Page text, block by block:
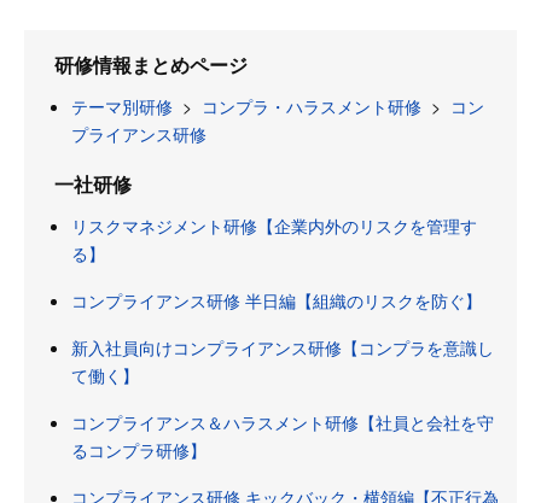
研修情報まとめページ
テーマ別研修 > コンプラ・ハラスメント研修 > コン
プライアンス研修
一社研修
リスクマネジメント研修【企業内外のリスクを管理す
る】
コンプライアンス研修 半日編【組織のリスクを防ぐ】
新入社員向けコンプライアンス研修【コンプラを意識し
て働く】
コンプライアンス＆ハラスメント研修【社員と会社を守
るコンプラ研修】
コンプライアンス研修 キックバック・横領編【不正行為